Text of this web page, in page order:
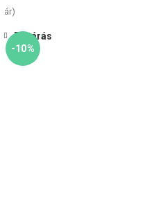
ár)
-10%
Bezárás